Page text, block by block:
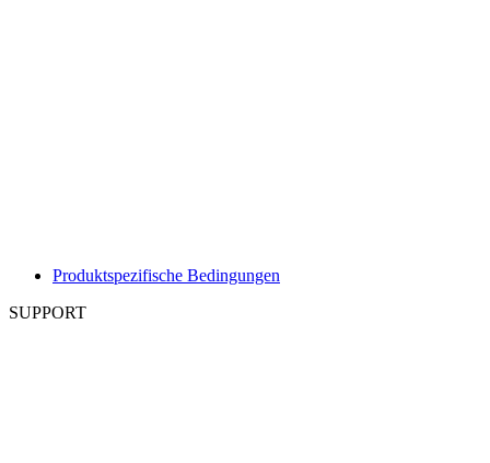
Produktspezifische Bedingungen
SUPPORT